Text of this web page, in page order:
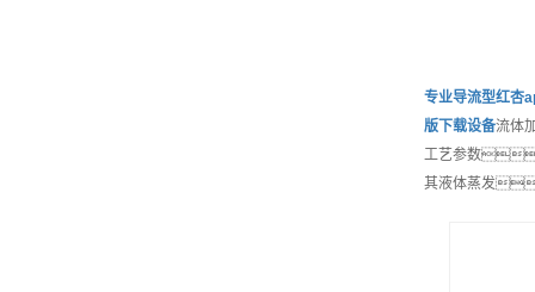
专业导流型红杏
版下载设备流体
工艺参数
其液体蒸发